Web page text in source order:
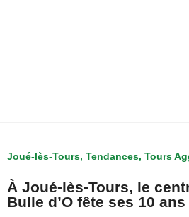
Joué-lès-Tours, Tendances, Tours
À Joué-lès-Tours, le
Bulle d’O fête ses 10 ans